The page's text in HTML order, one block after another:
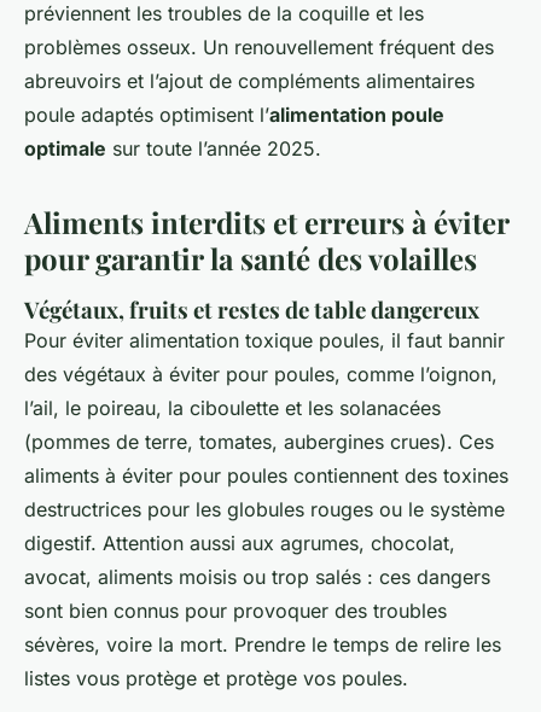
préviennent les troubles de la coquille et les
problèmes osseux. Un renouvellement fréquent des
abreuvoirs et l’ajout de compléments alimentaires
poule adaptés optimisent l’alimentation poule
optimale sur toute l’année 2025.
Aliments interdits et erreurs à éviter
pour garantir la santé des volailles
Végétaux, fruits et restes de table dangereux
Pour éviter alimentation toxique poules, il faut bannir
des végétaux à éviter pour poules, comme l’oignon,
l’ail, le poireau, la ciboulette et les solanacées
(pommes de terre, tomates, aubergines crues). Ces
aliments à éviter pour poules contiennent des toxines
destructrices pour les globules rouges ou le système
digestif. Attention aussi aux agrumes, chocolat,
avocat, aliments moisis ou trop salés : ces dangers
sont bien connus pour provoquer des troubles
sévères, voire la mort. Prendre le temps de relire les
listes vous protège et protège vos poules.